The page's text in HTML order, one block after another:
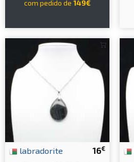
com pedido de 149€
16€
labradorite